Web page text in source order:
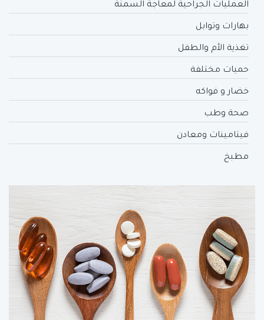
العمليات الجراحية لمعاجة السمنة
بهارات وتوابل
تغذية الأم والطفل
حميات مختلفة
خضار و فواكه
صحة وطب
فيتامينات ومعادن
مطبخ